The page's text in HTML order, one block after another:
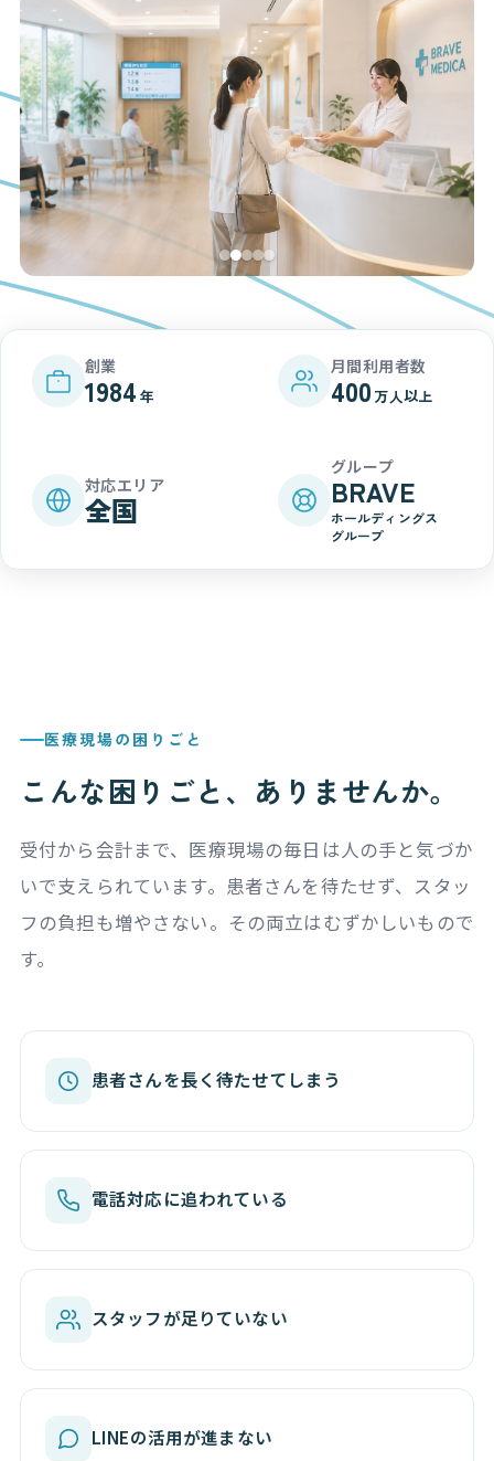
創業
1984 年
月間利用者数
400 万人以上
対応エリア
全国
グループ
BRAVE
ホールディングス
グループ
医療現場の困りごと
こんな困りごと、ありませんか。
受付から会計まで、医療現場の毎日は人の手と気づか
いで支えられています。患者さんを待たせず、スタッ
フの負担も増やさない。その両立はむずかしいもので
す。
患者さんを長く待たせてしまう
電話対応に追われている
スタッフが足りていない
LINEの活用が進まない